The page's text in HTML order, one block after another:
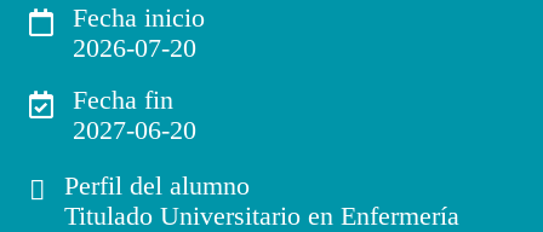
Fecha inicio
2026-07-20
Fecha fin
2027-06-20
Perfil del alumno
Titulado Universitario en Enfermería